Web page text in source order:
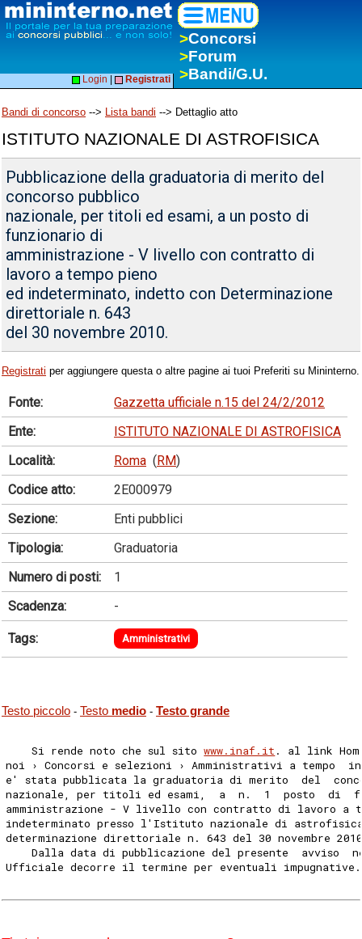
>Concorsi
>Forum
>Bandi/G.U.
Login Registrati
Bandi di concorso --> Lista bandi --> Dettaglio atto
ISTITUTO NAZIONALE DI ASTROFISICA
Pubblicazione della graduatoria di merito del
concorso pubblico
nazionale, per titoli ed esami, a un posto di
funzionario di
amministrazione - V livello con contratto di
lavoro a tempo pieno
ed indeterminato, indetto con Determinazione
direttoriale n. 643
del 30 novembre 2010.
Registrati per aggiungere questa o altre pagine ai tuoi Preferiti su Mininterno.
Fonte:
Gazzetta ufficiale n.15 del 24/2/2012
Ente:
ISTITUTO NAZIONALE DI ASTROFISICA
Località:
Roma (RM)
Codice atto:
2E000979
Sezione:
Enti pubblici
Tipologia:
Graduatoria
Numero di posti:
1
Scadenza:
-
Tags: Amministrativi
Testo piccolo - Testo medio - Testo grande
    Si rende noto che sul sito
www.inaf.it . al link
noi › Concorsi e selezioni › Amministrativi a tempo
e' stata pubblicata la graduatoria di merito  del
nazionale, per titoli ed esami,  a  n.  1  posto  di
amministrazione - V livello con contratto di lavoro a
indeterminato presso l'Istituto nazionale di
determinazione direttoriale n. 643 del 30 novembre
Dalla data di pubblicazione del presente  avviso
Ufficiale decorre il termine per eventuali